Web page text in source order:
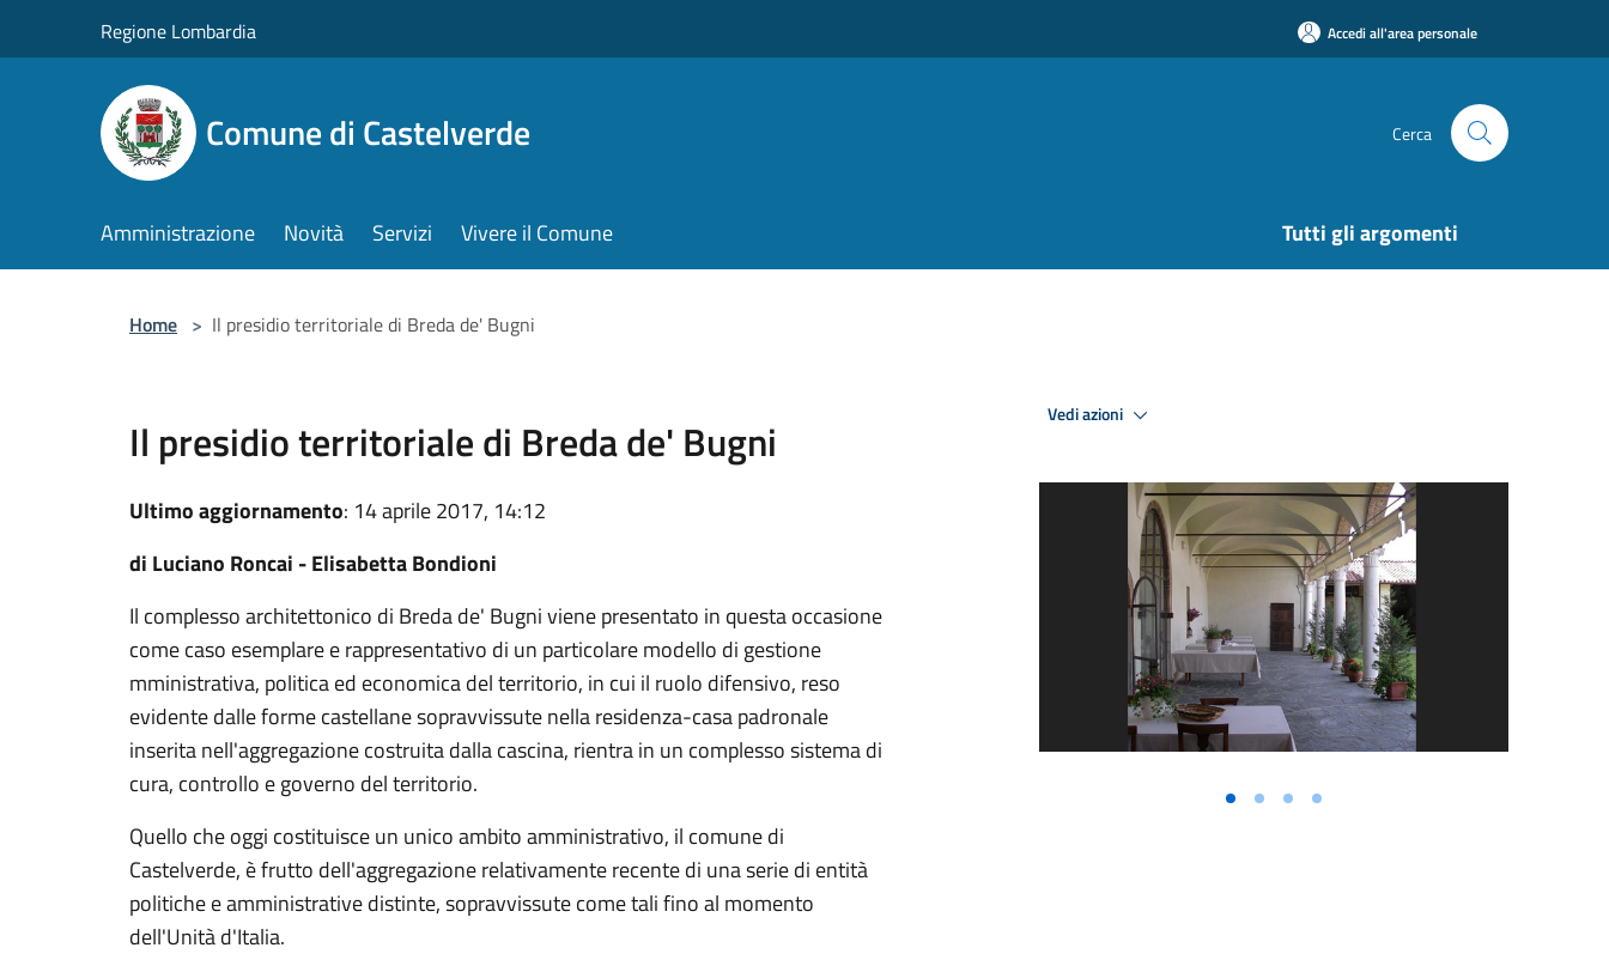
Regione Lombardia Accedi all'area personale
Comune di Castelverde Cerca
Amministrazione Novità Servizi Vivere il Comune Tutti gli argomenti
Home > Il presidio territoriale di Breda de' Bugni
Il presidio territoriale di Breda de' Bugni
Ultimo aggiornamento: 14 aprile 2017, 14:12
di Luciano Roncai - Elisabetta Bondioni
Il complesso architettonico di Breda de' Bugni viene presentato in questa occasione
come caso esemplare e rappresentativo di un particolare modello di gestione
mministrativa, politica ed economica del territorio, in cui il ruolo difensivo, reso
evidente dalle forme castellane sopravvissute nella residenza-casa padronale
inserita nell'aggregazione costruita dalla cascina, rientra in un complesso sistema di
cura, controllo e governo del territorio.
Quello che oggi costituisce un unico ambito amministrativo, il comune di
Castelverde, è frutto dell'aggregazione relativamente recente di una serie di entità
politiche e amministrative distinte, sopravvissute come tali fino al momento
dell'Unità d'Italia.
Vedi azioni
Vai alla slide 1
Vai alla slide 2
Vai alla slide 3
Vai alla slide 4